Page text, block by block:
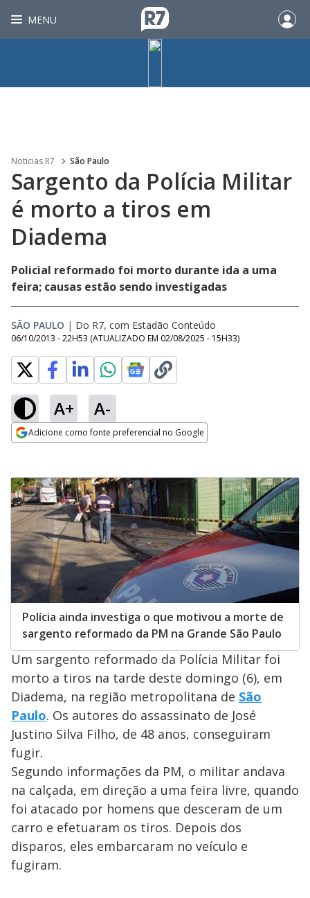
MENU
Noticias R7 São Paulo
Sargento da Polícia Militar
é morto a tiros em
Diadema
Policial reformado foi morto durante ida a uma
feira; causas estão sendo investigadas
SÃO PAULO | Do R7, com Estadão Conteúdo
06/10/2013 - 22H53 (ATUALIZADO EM 02/08/2025 - 15H33)
A+ A-
Adicione como fonte preferencial no Google
Polícia ainda investiga o que motivou a morte de
sargento reformado da PM na Grande São Paulo
Um sargento reformado da Polícia Militar foi
morto a tiros na tarde deste domingo (6), em
Diadema, na região metropolitana de São
Paulo. Os autores do assassinato de José
Justino Silva Filho, de 48 anos, conseguiram
fugir.
Segundo informações da PM, o militar andava
na calçada, em direção a uma feira livre, quando
foi atacado por homens que desceram de um
carro e efetuaram os tiros. Depois dos
disparos, eles embarcaram no veículo e
fugiram.